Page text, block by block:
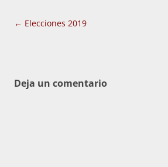
Navegación
← Elecciones 2019
Deja un comentario